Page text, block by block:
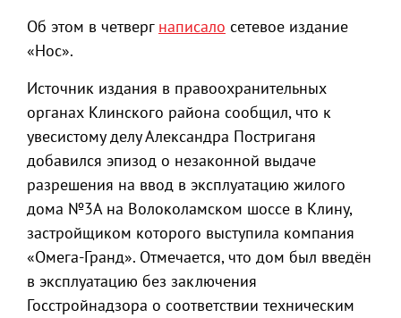
Об этом в четверг написало сетевое издание
«Нос».
Источник издания в правоохранительных
органах Клинского района сообщил, что к
увесистому делу Александра Постриганя
добавился эпизод о незаконной выдаче
разрешения на ввод в эксплуатацию жилого
дома №3А на Волоколамском шоссе в Клину,
застройщиком которого выступила компания
«Омега-Гранд». Отмечается, что дом был введён
в эксплуатацию без заключения
Госстройнадзора о соответствии техническим